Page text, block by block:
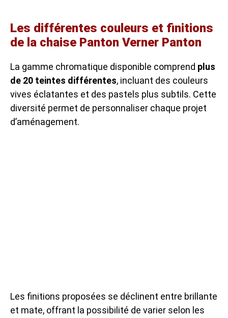
Les différentes couleurs et finitions
de la chaise Panton Verner Panton
La gamme chromatique disponible comprend plus
de 20 teintes différentes, incluant des couleurs
vives éclatantes et des pastels plus subtils. Cette
diversité permet de personnaliser chaque projet
d’aménagement.
Les finitions proposées se déclinent entre brillante
et mate, offrant la possibilité de varier selon les